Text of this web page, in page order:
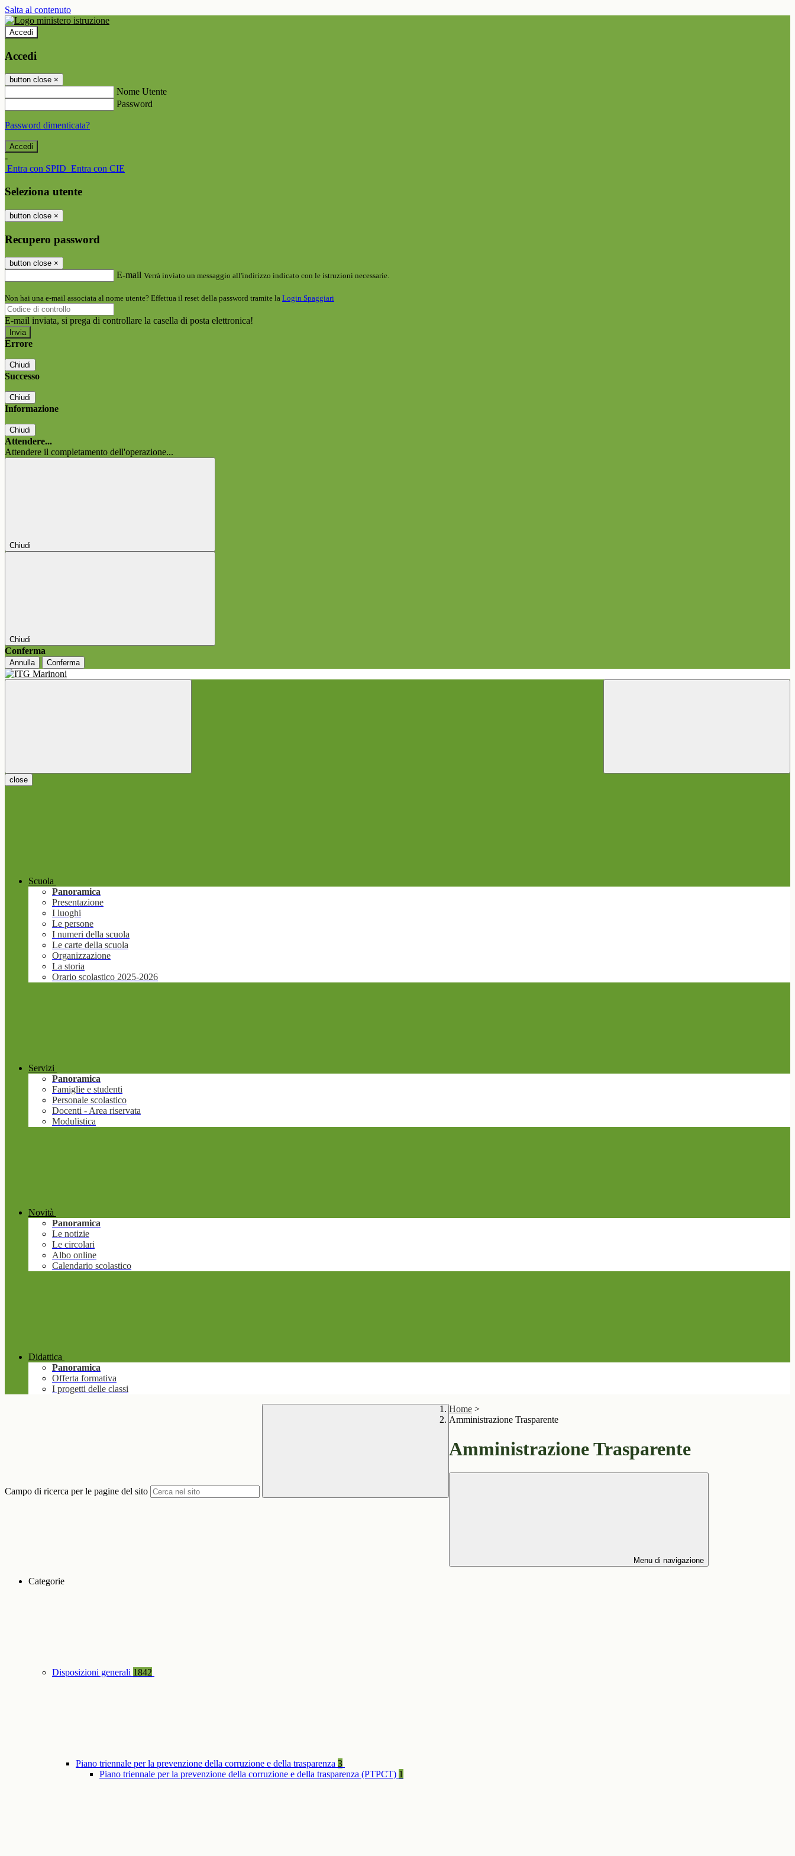
Salta al contenuto
Accedi
Accedi
button close ×
Nome Utente
Password
Password dimenticata?
-
Entra con SPID Entra con CIE
Seleziona utente
button close ×
Recupero password
button close ×
E-mail Verrà inviato un messaggio all'indirizzo indicato con le istruzioni necessarie.
Non hai una e-mail associata al nome utente? Effettua il reset della password tramite la Login Spaggiari
E-mail inviata, si prega di controllare la casella di posta elettronica!
Errore
Chiudi
Successo
Chiudi
Informazione
Chiudi
Attendere...
Attendere il completamento dell'operazione...
Chiudi
Chiudi
Conferma
Annulla Conferma
close
Scuola
Panoramica
Presentazione
I luoghi
Le persone
I numeri della scuola
Le carte della scuola
Organizzazione
La storia
Orario scolastico 2025-2026
Servizi
Panoramica
Famiglie e studenti
Personale scolastico
Docenti - Area riservata
Modulistica
Novità
Panoramica
Le notizie
Le circolari
Albo online
Calendario scolastico
Didattica
Panoramica
Offerta formativa
I progetti delle classi
Campo di ricerca per le pagine del sito
Home >
Amministrazione Trasparente
Amministrazione Trasparente
Menu di navigazione
Categorie
Disposizioni generali 1842
Piano triennale per la prevenzione della corruzione e della trasparenza 3
Piano triennale per la prevenzione della corruzione e della trasparenza (PTPCT) 1